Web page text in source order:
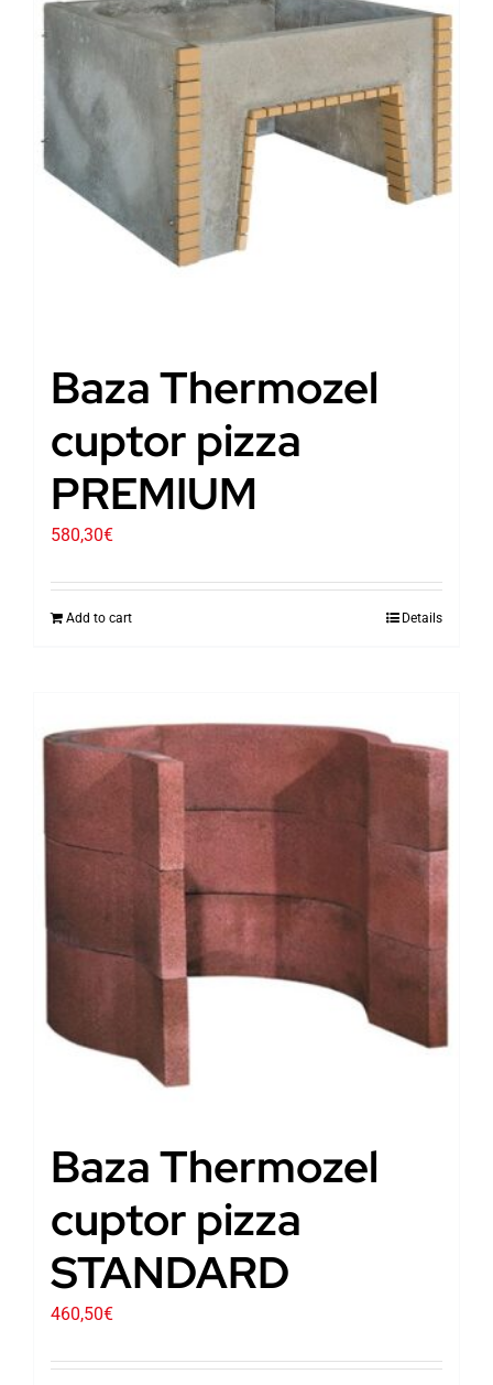
Baza Thermozel
cuptor pizza
PREMIUM
580,30€
Add to cart Details
Baza Thermozel
cuptor pizza
STANDARD
460,50€